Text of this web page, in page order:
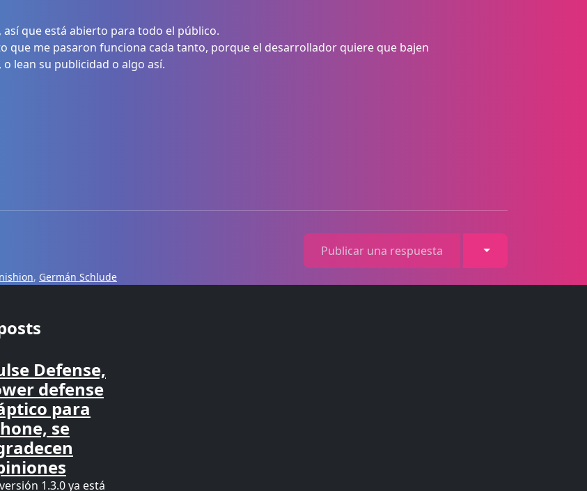
que está abierto para todo el público.
que me pasaron funciona cada tanto, porque el desarrollador quiere que bajen
lean su publicidad o algo así.
Publicar una respuesta Toggle Dropdown
, Germán Schlude
Defense,
defense
para
se
1.3.0 ya está